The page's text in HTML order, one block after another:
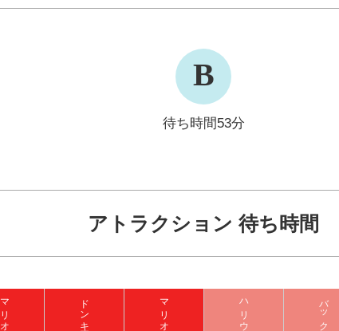
B
待ち時間53分
アトラクション 待ち時間
マリオ入場整理券